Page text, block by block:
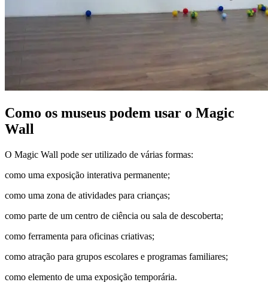
Como os museus podem usar o Magic
Wall
O Magic Wall pode ser utilizado de várias formas:
como uma exposição interativa permanente;
como uma zona de atividades para crianças;
como parte de um centro de ciência ou sala de descoberta;
como ferramenta para oficinas criativas;
como atração para grupos escolares e programas familiares;
como elemento de uma exposição temporária.